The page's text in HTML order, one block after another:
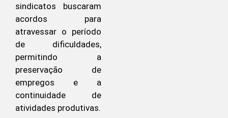
sindicatos buscaram
acordos para
atravessar o período
de dificuldades,
permitindo a
preservação de
empregos e a
continuidade de
atividades produtivas.